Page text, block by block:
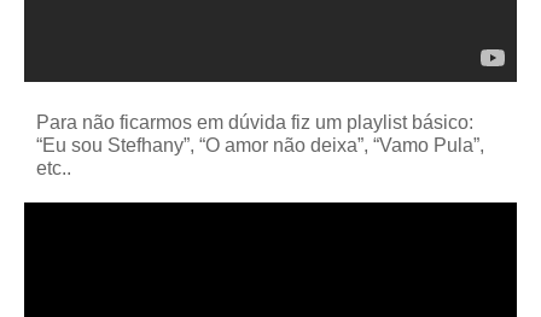
Para não ficarmos em dúvida fiz um playlist básico:
“Eu sou Stefhany”, “O amor não deixa”, “Vamo Pula”,
etc..